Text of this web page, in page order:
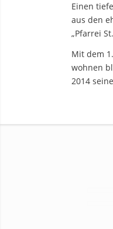
Einen
aus den
„Pfarrei
Mit dem
wohnen
2014